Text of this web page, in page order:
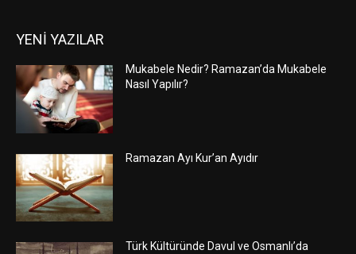
YENİ YAZILAR
Mukabele Nedir? Ramazan’da Mukabele
Nasıl Yapılır?
Ramazan Ayı Kur’an Ayıdır
Türk Kültüründe Davul ve Osmanlı’da